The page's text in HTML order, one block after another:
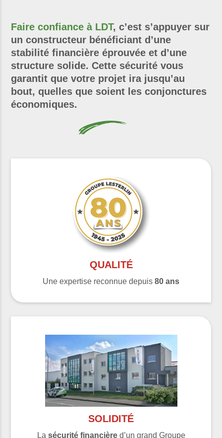
Faire confiance à LDT, c’est s’appuyer sur
un constructeur bénéficiant d’une
stabilité financière éprouvée et d’une
structure solide. Cette sécurité vous
garantit que votre projet ira jusqu’au
bout, quelles que soient les conjonctures
économiques.
QUALITÉ
Une expertise reconnue depuis 80 ans
SOLIDITÉ
La sécurité financièred’un grand Groupe